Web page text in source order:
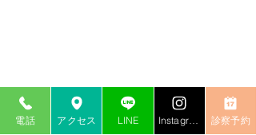
電話 アクセス LINE 診察予約